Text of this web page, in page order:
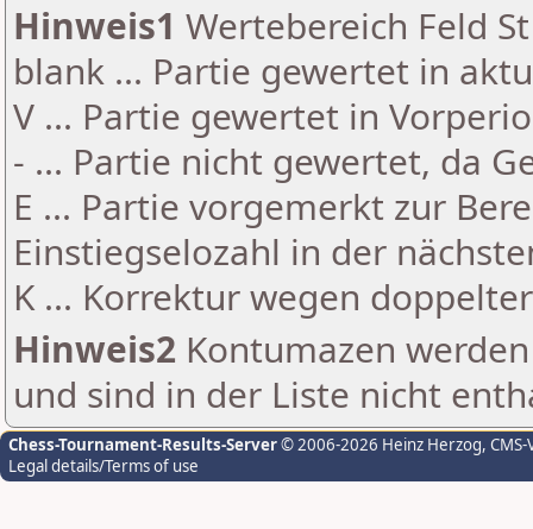
Hinweis1 Wertebereich Feld
blank ... Partie gewertet in
V ... Partie gewertet in
- ... Partie nicht gewertet, da
E ... Partie vorgemerkt zur
Einstiegselozahl in der
K ... Korrektur wegen
Hinweis2 Kontumazen
und sind in der Liste nicht
Chess-Tournament-Results-Server© 2006-2026 Heinz Herzog,
Legal details/Terms of use